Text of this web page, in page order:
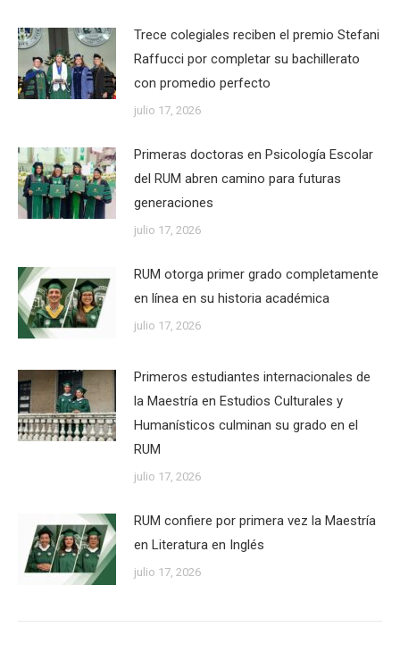
Trece colegiales reciben el premio Stefani
Raffucci por completar su bachillerato
con promedio perfecto
julio 17, 2026
Primeras doctoras en Psicología Escolar
del RUM abren camino para futuras
generaciones
julio 17, 2026
RUM otorga primer grado completamente
en línea en su historia académica
julio 17, 2026
Primeros estudiantes internacionales de
la Maestría en Estudios Culturales y
Humanísticos culminan su grado en el
RUM
julio 17, 2026
RUM confiere por primera vez la Maestría
en Literatura en Inglés
julio 17, 2026